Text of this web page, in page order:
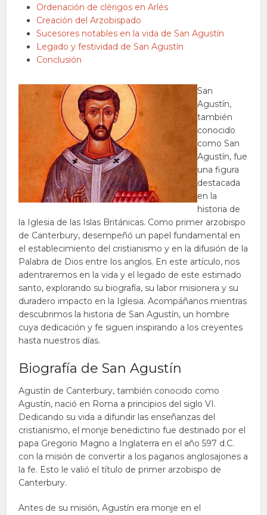
Ordenación de clérigos en Arlés
Creación del Arzobispado
Sucesores notables en la vida de San Agustín
Legado y festividad de San Agustín
Conclusión
San
Agustín,
también
conocido
como San
Agustín, fue
una figura
destacada
en la
historia de
la Iglesia de las Islas Británicas. Como primer arzobispo
de Canterbury, desempeñó un papel fundamental en
el establecimiento del cristianismo y en la difusión de la
Palabra de Dios entre los anglos. En este artículo, nos
adentraremos en la vida y el legado de este estimado
santo, explorando su biografía, su labor misionera y su
duradero impacto en la Iglesia. Acompáñanos mientras
descubrimos la historia de San Agustín, un hombre
cuya dedicación y fe siguen inspirando a los creyentes
hasta nuestros días.
Biografía de San Agustín
Agustín de Canterbury, también conocido como
Agustín, nació en Roma a principios del siglo VI.
Dedicando su vida a difundir las enseñanzas del
cristianismo, el monje benedictino fue destinado por el
papa Gregorio Magno a Inglaterra en el año 597 d.C.
con la misión de convertir a los paganos anglosajones a
la fe. Esto le valió el título de primer arzobispo de
Canterbury.
Antes de su misión, Agustín era monje en el